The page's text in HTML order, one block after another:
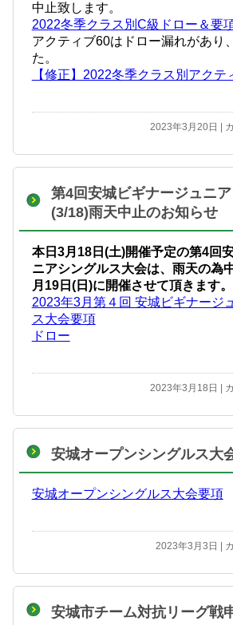
中止致します。
2022冬季クラス別C級ドロー＆要
アクティブ60はドロー漏れがあり
た。
【修正】2022冬季クラス別アクテ
2023年3月20日 |
第4回安城ビギナージュニ
(3/18)雨天中止のお知らせ
本日3月18日(土)開催予定の第4回
ニアシングルス大会は、雨天の為
月19日(日)に開催させて頂きます。
2023年3月第４回 安城ビギナージ
ス大会要項
ドロー
2023年3月18日 |
安城オープンシングルス大
安城オープンシングルス大会要項
2023年3月3日 |
安城市チーム対抗リーグ戦